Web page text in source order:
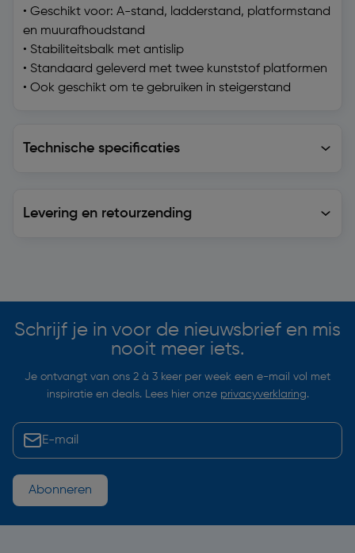
• Geschikt voor: A-stand, ladderstand, platformstand
en muurafhoudstand
• Stabiliteitsbalk met antislip
• Standaard geleverd met twee kunststof platformen
• Ook geschikt om te gebruiken in steigerstand
Technische specificaties
Levering en retourzending
Schrijf je in voor de nieuwsbrief en mis
nooit meer iets.
Je ontvangt van ons 2 à 3 keer per week een e-mail vol met
inspiratie en deals. Lees hier onze privacyverklaring.
Abonneren